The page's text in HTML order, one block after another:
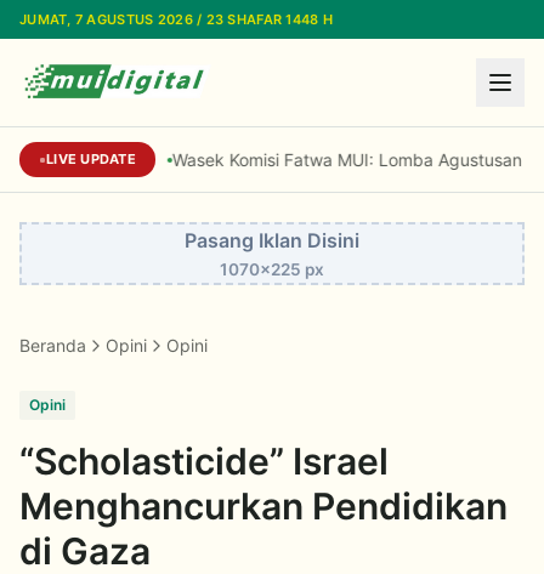
Lewati ke konten utama
JUMAT, 7 AGUSTUS 2026 / 23 SHAFAR 1448 H
LIVE UPDATE Wasek Komisi Fatwa MUI: Lomba Agustusan
Pasang Iklan Disini
1070x225 px
Beranda Opini Opini
Opini
“Scholasticide” Israel
Menghancurkan Pendidikan
di Gaza